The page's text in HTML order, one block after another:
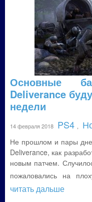
Основные
Deliverance
недели
14 февраля 2018 PS4
Не прошлом и пары
Deliverance, как
новым патчем.
пожаловались на
читать дальше